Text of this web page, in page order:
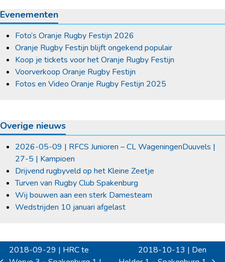
Evenementen
Foto’s Oranje Rugby Festijn 2026
Oranje Rugby Festijn blijft ongekend populair
Koop je tickets voor het Oranje Rugby Festijn
Voorverkoop Oranje Rugby Festijn
Fotos en Video Oranje Rugby Festijn 2025
Overige nieuws
2026-05-09 | RFCS Junioren – CL WageningenDuuvels |
27-5 | Kampioen
Drijvend rugbyveld op het Kleine Zeetje
Turven van Rugby Club Spakenburg
Wij bouwen aan een sterk Damesteam
Wedstrijden 10 januari afgelast
2018-09-29 | HRC te
2018-10-13 | Den